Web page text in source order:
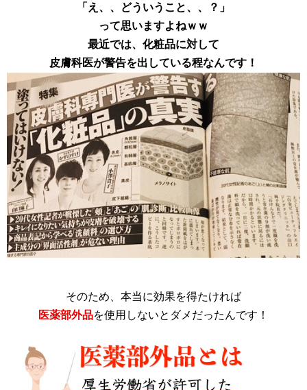
「え、、どういうこと、、？」
って思いますよねｗｗ
最近では、化粧品に対して
皮膚科医が警告を出している程なんです！
そのため、本当に効果を得たければ
医薬部外品を使用しないとダメだったんです！